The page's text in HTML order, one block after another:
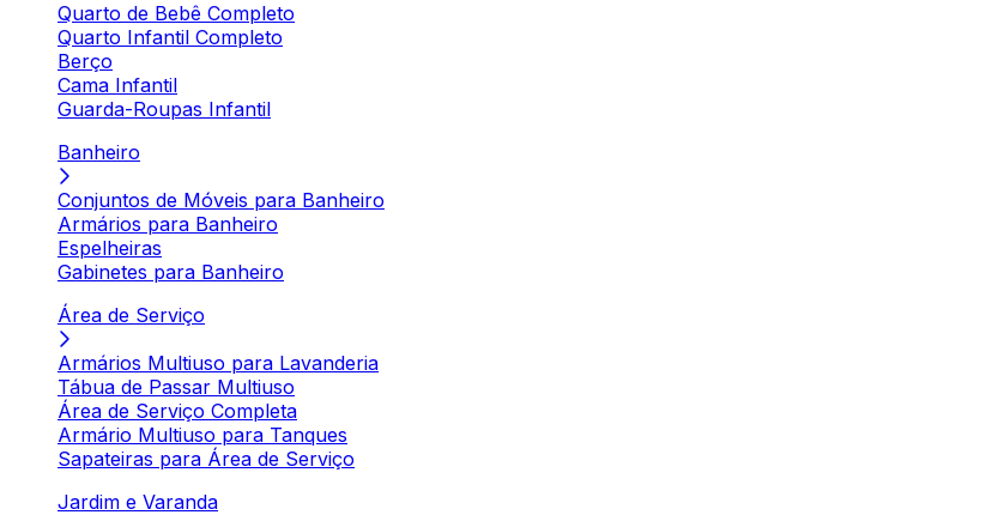
Quarto de Bebê Completo
Quarto Infantil Completo
Berço
Cama Infantil
Guarda-Roupas Infantil
Banheiro
Conjuntos de Móveis para Banheiro
Armários para Banheiro
Espelheiras
Gabinetes para Banheiro
Área de Serviço
Armários Multiuso para Lavanderia
Tábua de Passar Multiuso
Área de Serviço Completa
Armário Multiuso para Tanques
Sapateiras para Área de Serviço
Jardim e Varanda